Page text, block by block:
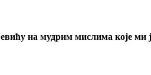
на мудрим мислима које ми